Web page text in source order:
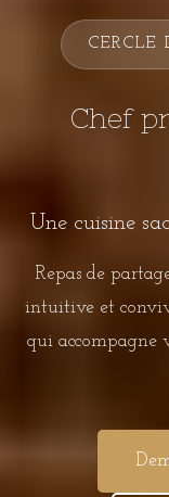
CERCLE
Chef
Une cuisine
Repas de
intuitive et
qui accompagne